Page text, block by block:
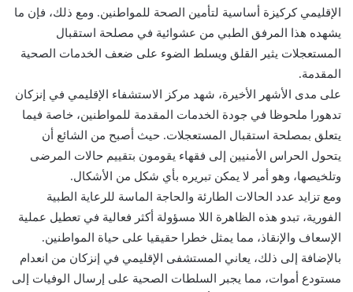
الإقليمي كركيزة أساسية لتأمين الصحة للمواطنين. ومع ذلك، فإن ما
يشهده هذا المرفق الطبي من عشوائية في مصلحة استقبال
المستعجلات يثير القلق ويسلط الضوء على ضعف الخدمات الصحية
المقدمة.
على مدى الأشهر الأخيرة، شهد مركز الاستشفاء الإقليمي في إنزكان
تدهورا ملحوظا في جودة الخدمات المقدمة للمواطنين، خاصة فيما
يتعلق بمصلحة استقبال المستعجلات. حيث أصبح من الشائع أن
يتحول الحراس الأمنيين إلى فقهاء يقومون بتقييم حالات المرضى
وتلخيصها، وهو أمر لا يمكن تبريره بأي شكل من الأشكال.
ومع تزايد عدد الحالات الطارئة والحاجة الماسة للرعاية الطبية
الفورية، تبدو هذه الظاهرة اللا مسؤولة أكثر فعالية في تعطيل عملية
الإسعاف والإنقاذ، مما يمثل خطرا حقيقيا على حياة المواطنين.
بالإضافة إلى ذلك، يعاني المستشفى الإقليمي في إنزكان من انعدام
مستودع أموات، مما يجبر السلطات الصحية على إرسال الوفيات إلى